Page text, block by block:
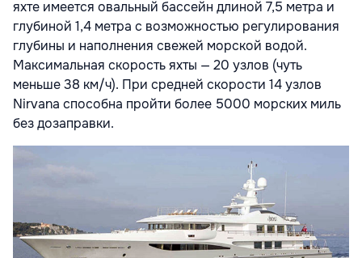
яхте имеется овальный бассейн длиной 7,5 метра и
глубиной 1,4 метра с возможностью регулирования
глубины и наполнения свежей морской водой.
Максимальная скорость яхты — 20 узлов (чуть
меньше 38 км/ч). При средней скорости 14 узлов
Nirvana способна пройти более 5000 морских миль
без дозаправки.